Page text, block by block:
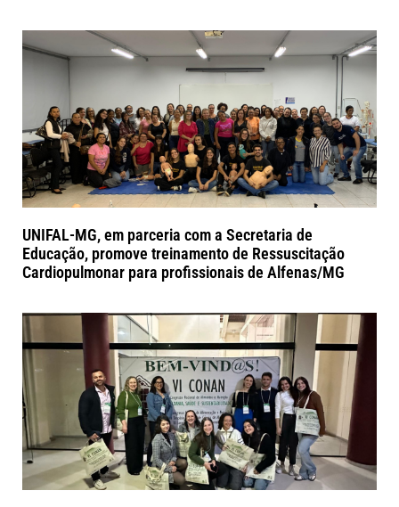
UNIFAL-MG, em parceria com a Secretaria de
Educação, promove treinamento de Ressuscitação
Cardiopulmonar para profissionais de Alfenas/MG